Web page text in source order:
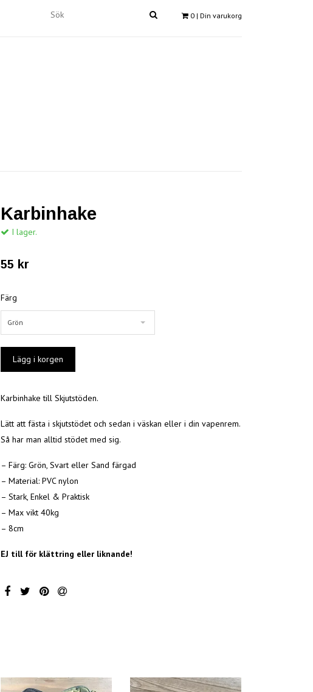
0 | Din varukorg
Karbinhake
I lager.
55 kr
Färg
Grön
Karbinhake till Skjutstöden.
Lätt att fästa i skjutstödet och sedan i väskan eller i din vapenrem.
Så har man alltid stödet med sig.
– Färg: Grön, Svart eller Sand färgad
– Material: PVC nylon
– Stark, Enkel & Praktisk
– Max vikt 40kg
– 8cm
EJ till för klättring eller liknande!